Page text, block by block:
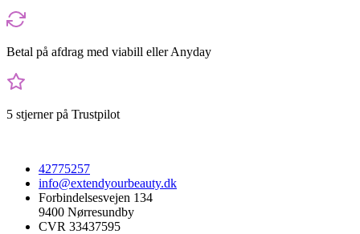
Betal på afdrag med viabill eller Anyday
5 stjerner på Trustpilot
42775257
info@extendyourbeauty.dk
Forbindelsesvejen 134
9400 Nørresundby
CVR 33437595